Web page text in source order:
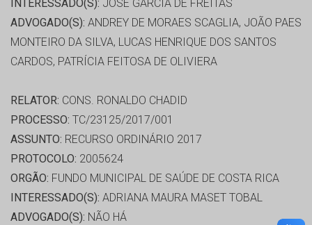
INTERESSADO(S): JOSÉ GARCIA DE FREITAS
ADVOGADO(S): ANDREY DE MORAES SCAGLIA, JOÃO PAES
MONTEIRO DA SILVA, LUCAS HENRIQUE DOS SANTOS
CARDOS, PATRÍCIA FEITOSA DE OLIVIERA
RELATOR: CONS. RONALDO CHADID
PROCESSO: TC/23125/2017/001
ASSUNTO: RECURSO ORDINÁRIO 2017
PROTOCOLO: 2005624
ORGÃO: FUNDO MUNICIPAL DE SAÚDE DE COSTA RICA
INTERESSADO(S): ADRIANA MAURA MASET TOBAL
ADVOGADO(S): NÃO HÁ